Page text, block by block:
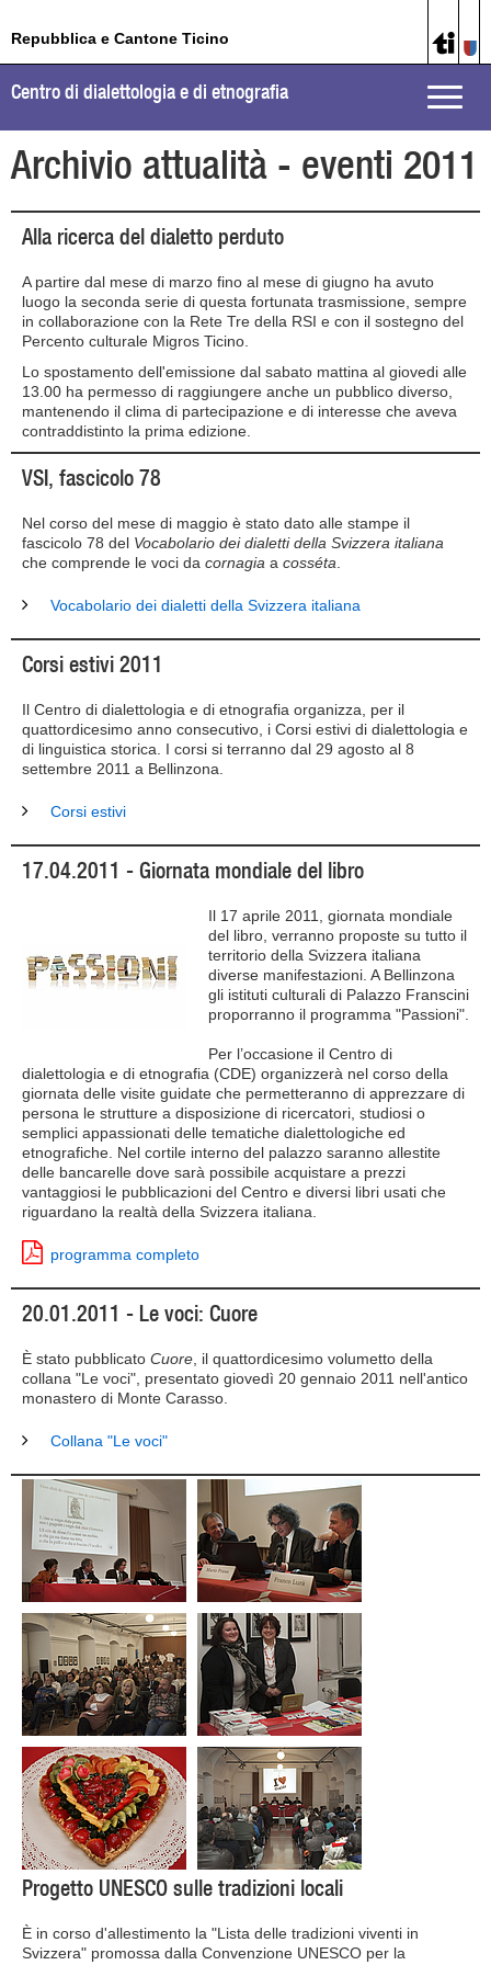
Repubblica e Cantone Ticino
Toggle
Centro di dialettologia e di etnografia
Archivio attualità - eventi 2011
Alla ricerca del dialetto perduto
A partire dal mese di marzo fino al mese di giugno ha avuto
luogo la seconda serie di questa fortunata trasmissione, sempre
in collaborazione con la Rete Tre della RSI e con il sostegno del
Percento culturale Migros Ticino.
Lo spostamento dell'emissione dal sabato mattina al giovedi alle
13.00 ha permesso di raggiungere anche un pubblico diverso,
mantenendo il clima di partecipazione e di interesse che aveva
contraddistinto la prima edizione.
VSI, fascicolo 78
Nel corso del mese di maggio è stato dato alle stampe il
fascicolo 78 del Vocabolario dei dialetti della Svizzera italiana
che comprende le voci da cornagia a cosséta
Vocabolario dei dialetti della Svizzera italiana
Corsi estivi 2011
Il Centro di dialettologia e di etnografia organizza, per il
quattordicesimo anno consecutivo, i Corsi estivi di dialettologia e
di linguistica storica. I corsi si terranno dal 29 agosto al 8
settembre 2011 a Bellinzona.
Corsi estivi
17.04.2011 - Giornata mondiale del libro
Il 17 aprile 2011, giornata mondiale
del libro, verranno proposte su tutto il
territorio della Svizzera italiana
diverse manifestazioni. A Bellinzona
gli istituti culturali di Palazzo Franscini
proporranno il programma "Passioni".
Per l’occasione il Centro di
dialettologia e di etnografia (CDE) organizzerà nel corso della
giornata delle visite guidate che permetteranno di apprezzare di
persona le strutture a disposizione di ricercatori, studiosi o
semplici appassionati delle tematiche dialettologiche ed
etnografiche. Nel cortile interno del palazzo saranno allestite
delle bancarelle dove sarà possibile acquistare a prezzi
vantaggiosi le pubblicazioni del Centro e diversi libri usati che
riguardano la realtà della Svizzera italiana.
programma completo
20.01.2011 - Le voci: Cuore
È stato pubblicato Cuore , il quattordicesimo volumetto della
collana "Le voci", presentato giovedì 20 gennaio 2011 nell'antico
monastero di Monte Carasso.
Collana "Le voci"
Progetto UNESCO sulle tradizioni locali
È in corso d'allestimento la "Lista delle tradizioni viventi in
Svizzera" promossa dalla Convenzione UNESCO per la